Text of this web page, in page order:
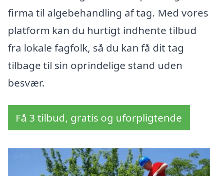
firma til algebehandling af tag. Med vores
platform kan du hurtigt indhente tilbud
fra lokale fagfolk, så du kan få dit tag
tilbage til sin oprindelige stand uden
besvær.
Få 3 tilbud, gratis og uforpligtende